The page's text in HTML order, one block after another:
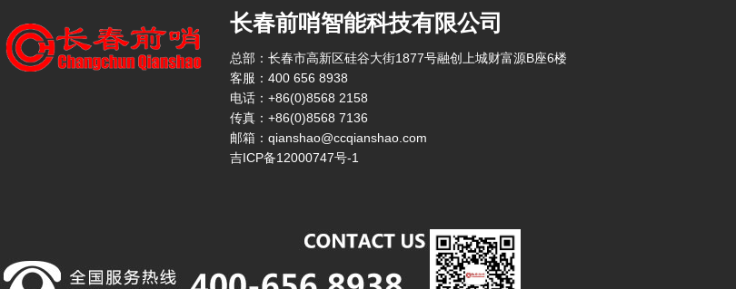
长春前哨智能科技有限公司
总部：长春市高新区硅谷大街1877号融创上城财富源B座6楼
客服：400 656 8938
电话：+86(0)8568 2158
传真：+86(0)8568 7136
邮箱：qianshao@ccqianshao.com
吉ICP备12000747号-1